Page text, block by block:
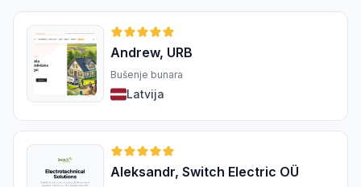
Andrew, URB
Bušenje bunara
Latvija
Aleksandr, Switch Electric OÜ